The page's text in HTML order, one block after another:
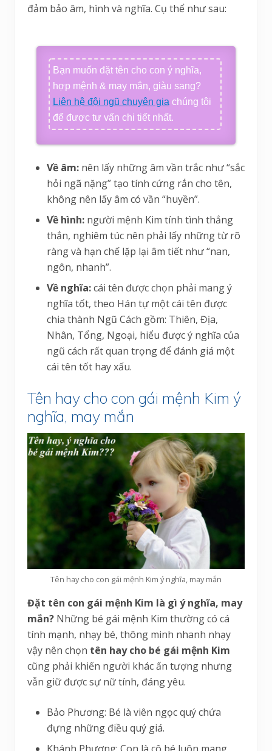
đảm bảo âm, hình và nghĩa. Cụ thể như sau:
Bạn muốn đặt tên cho con ý nghĩa,
hợp mệnh & may mắn, giàu sang?
Liên hệ đội ngũ chuyên gia chúng tôi
để được tư vấn chi tiết nhất.
Về âm: nên lấy những âm vần trắc như “sắc
hỏi ngã nặng” tạo tính cứng rắn cho tên,
không nên lấy âm có vần “huyền”.
Về hình: người mệnh Kim tính tình thắng
thắn, nghiêm túc nên phải lấy những từ rõ
ràng và hạn chế lặp lại âm tiết như “nan,
ngôn, nhanh”.
Về nghĩa:cái tên được chọn phải mang ý
nghĩa tốt, theo Hán tự một cái tên được
chia thành Ngũ Cách gồm: Thiên, Địa,
Nhân, Tổng, Ngoại, hiểu được ý nghĩa của
ngũ cách rất quan trọng để đánh giá một
cái tên tốt hay xấu.
Tên hay cho con gái mệnh Kim ý
nghĩa, may mắn
Tên hay cho con gái mệnh Kim ý nghĩa, may mắn
Đặt tên con gái mệnh Kim là gì ý nghĩa, may
mắn? Những bé gái mệnh Kim thường có cá
tính mạnh, nhạy bé, thông minh nhanh nhạy
vậy nên chọn tên hay cho bé gái mệnh Kim
cũng phải khiến người khác ấn tượng nhưng
vẫn giữ được sự nữ tính, đáng yêu.
Bảo Phương: Bé là viên ngọc quý chứa
đựng những điều quý giá.